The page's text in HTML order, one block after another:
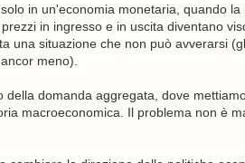
in un'economia monetaria, quando
in ingresso e in uscita diventano
una situazione che non può avverarsi
meno).
della domanda aggregata, dove
macroeconomica. Il problema non è